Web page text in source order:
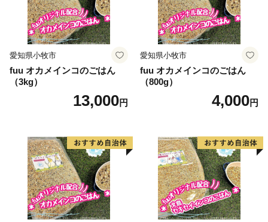
愛知県小牧市
fuu オカメインコのごはん
（3kg）
13,000円
愛知県小牧市
fuu オカメインコのごはん
（800g）
4,000円